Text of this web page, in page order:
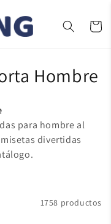
Carrito
Hombre
para hombre al
divertidas
1758 productos